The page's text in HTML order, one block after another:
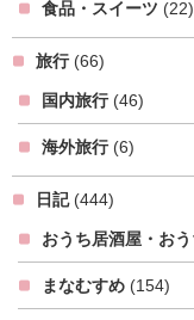
食品・スイーツ (22)
旅行(66)
国内旅行(46)
海外旅行(6)
日記(444)
おうち居酒屋・お
まなむすめ (154)